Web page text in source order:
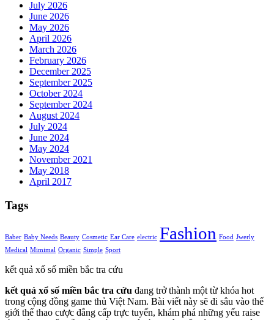
July 2026
June 2026
May 2026
April 2026
March 2026
February 2026
December 2025
September 2025
October 2024
September 2024
August 2024
July 2024
June 2024
May 2024
November 2021
May 2018
April 2017
Tags
Baber Baby Needs Beauty Cosmetic Ear Care electric Fashion Food Jwerly
Medical Mimimal Organic Simple Sport
kết quả xổ số miền bắc tra cứu
kết quả xổ số miền bắc tra cứu đang trở thành một từ khóa hot
trong cộng đồng game thủ Việt Nam. Bài viết này sẽ đi sâu vào thế
giới thể thao cược đẳng cấp trực tuyến, khám phá những yếu raise